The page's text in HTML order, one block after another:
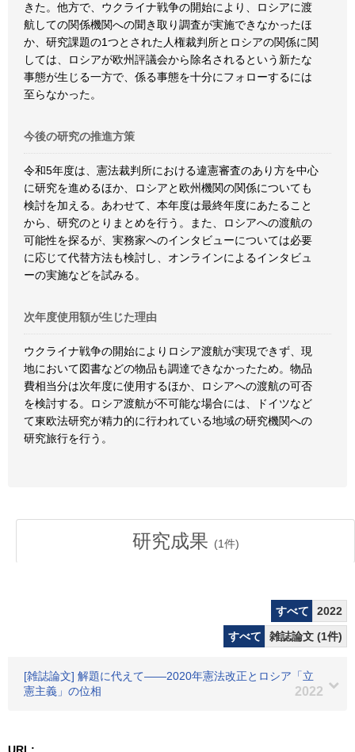
きた。他方で、ウクライナ戦争の開始により、ロシアに渡
航しての関係機関への聞き取り調査が実施できなかったほ
か、研究課題の1つとされた人権裁判所とロシアの関係に関
しては、ロシアが欧州評議会から除名されるという新たな
事態が生じる一方で、係る事態を十分にフォローするには
至らなかった。
今後の研究の推進方策
令和5年度は、憲法裁判所における違憲審査のあり方を中心
に研究を進めるほか、ロシアと欧州機関の関係についても
検討を加える。あわせて、本年度は最終年度にあたること
から、研究のとりまとめを行う。また、ロシアへの渡航の
可能性を探るが、実務家へのインタビューについては必要
に応じて代替方法も検討し、オンラインによるインタビュ
ーの実施などを試みる。
次年度使用額が生じた理由
ウクライナ戦争の開始によりロシア渡航が実現できず、現
地において図書などの物品も調達できなかったため。物品
費相当分は次年度に使用するほか、ロシアへの渡航の可否
を検討する。ロシア渡航が不可能な場合には、ドイツなど
て東欧法研究が精力的に行われている地域の研究機関への
研究旅行を行う。
研究成果 (1件)
すべて
2022
すべて
雑誌論文 (1件)
[雑誌論文] 解題に代えて――2020年憲法改正とロシア「立
憲主義」の位相
2022